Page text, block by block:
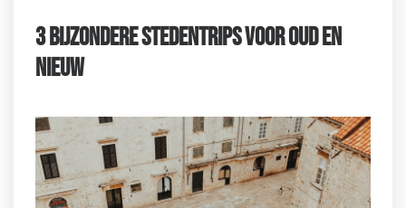
3 BIJZONDERE STEDENTRIPS VOOR OUD EN
NIEUW